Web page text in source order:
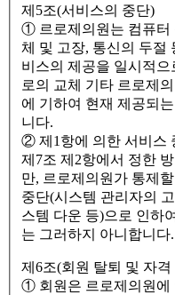
제5조(서비스의 중단)
① 르로제의원는 컴퓨터
체 및 고장, 통신의 두절
비스의 제공을 일시적
로의 교체 기타 르로제
에 기하여 현재 제공되
니다.
② 제1항에 의한 서비스
제7조 제2항에서 정한
만, 르로제의원가 통제
중단(시스템 관리자의
스템 다운 등)으로 인하
는 그러하지 아니합니다.
제6조(회원 탈퇴 및 자격
① 회원은 르로제의원에